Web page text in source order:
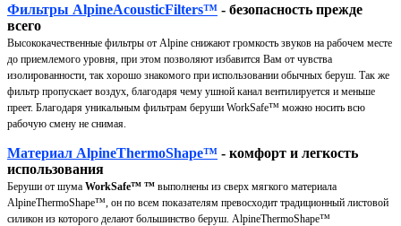
Фильтры AlpineAcousticFilters™ - безопасность прежде
всего
Высококачественные фильтры от Alpine снижают громкость звуков на рабочем месте
до приемлемого уровня, при этом позволяют избавится Вам от чувства
изолированности, так хорошо знакомого при использовании обычных беруш. Так же
фильтр пропускает воздух, благодаря чему ушной канал вентилируется и меньше
преет. Благодаря уникальным фильтрам беруши WorkSafe™ можно носить всю
рабочую смену не снимая.
Материал AlpineThermoShape™ - комфорт и легкость
использования
Беруши от шума WorkSafe™ ™ выполнены из сверх мягкого материала
AlpineThermoShape™, он по всем показателям превосходит традиционный листовой
силикон из которого делают большинство беруш. AlpineThermoShape™